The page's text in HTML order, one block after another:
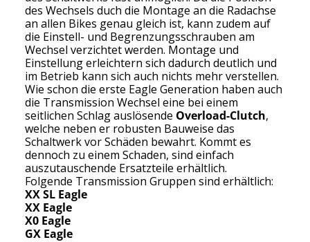
des Wechsels duch die Montage an die Radachse
an allen Bikes genau gleich ist, kann zudem auf
die Einstell- und Begrenzungsschrauben am
Wechsel verzichtet werden. Montage und
Einstellung erleichtern sich dadurch deutlich und
im Betrieb kann sich auch nichts mehr verstellen.
Wie schon die erste Eagle Generation haben auch
die Transmission Wechsel eine bei einem
seitlichen Schlag auslösende Overload-Clutch,
welche neben er robusten Bauweise das
Schaltwerk vor Schäden bewahrt. Kommt es
dennoch zu einem Schaden, sind einfach
auszutauschende Ersatzteile erhältlich.
Folgende Transmission Gruppen sind erhältlich:
XX SL Eagle
XX Eagle
X0 Eagle
GX Eagle